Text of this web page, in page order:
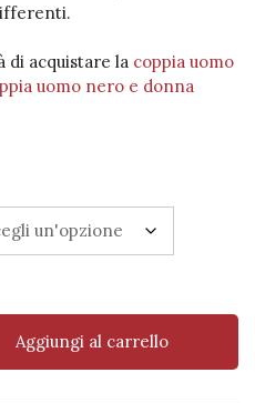
di acquistare la coppia uomo
uomo nero e donna
Aggiungi al carrello